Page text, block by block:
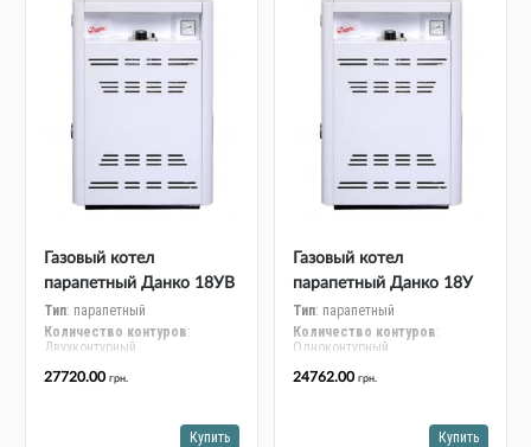
Газовый котел
парапетный Данко 18УВ
SIT с водяным контуром,
сталь 3мм
Тип: парапетный
Количество контуров:
Двухконтурный
Номинальная мощность, кВт
18
27720.00 грн.
Купить
Газовый котел
парапетный Данко 18У
SIT, сталь 3мм
Тип: парапетный
Количество контуров:
Одноконтурный
Номинальная мощность, кВт
18
24762.00 грн.
Купить